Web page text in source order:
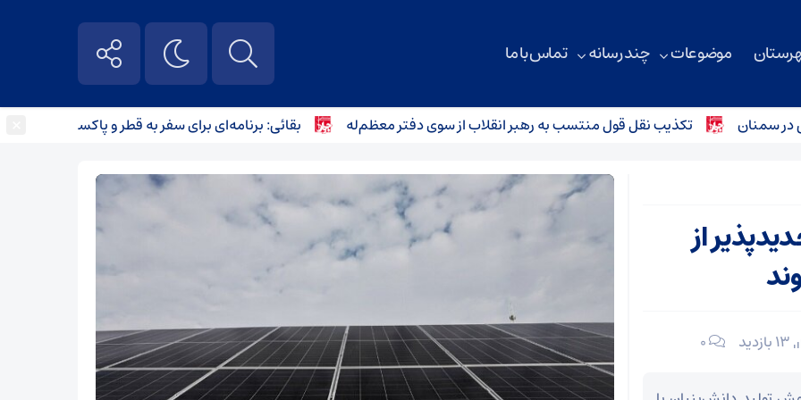
موضوعات چند رسانه تماس با ما
تکذیب نقل قول منتسب به رهبر انقلاب از سوی دفتر معظم‌له بقائی: برنامه‌ای برای سفر به قطر و پاکستان نداریم
از
۰